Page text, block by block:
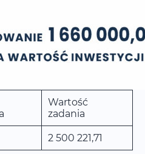
Wartość
zadania
2 500 221,71